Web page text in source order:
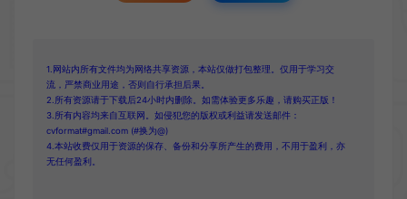
1.网站内所有文件均为网络共享资源，本站仅做打包整理。仅用于学习交
流，严禁商业用途，否则自行承担后果。
2.所有资源请于下载后24小时内删除。如需体验更多乐趣，请购买正版！
3.所有内容均来自互联网。如侵犯您的版权或利益请发送邮件：
cvformat#gmail.com (#换为@)
4.本站收费仅用于资源的保存、备份和分享所产生的费用，不用于盈利，亦
无任何盈利。